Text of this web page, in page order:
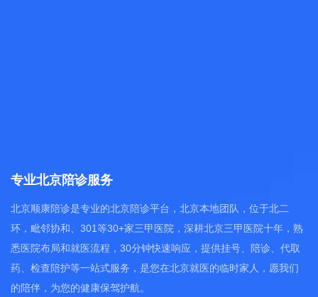
专业北京陪诊服务
北京顺康陪诊是专业的北京陪诊平台，北京本地团队，位于北二
环，毗邻协和、301等30+家三甲医院，深耕北京三甲医院十年，熟
悉医院布局和就医流程，30分钟快速响应，提供挂号、陪诊、代取
药、检查陪护等一站式服务，是您在北京就医的临时家人，愿我们
的陪伴，为您的健康保驾护航。